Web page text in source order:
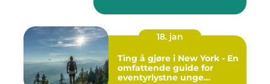
18. jan
Ting å gjøre i New York - En
omfattende guide for
eventyrlystne unge